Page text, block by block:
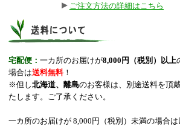
ご注文方法の詳細はこちら
宅配便： 一カ所のお届けが8,000円（税別）以上
場合は送料無料！
※但し北海道、離島のお客様は、別途送料を頂
たします。ご了承ください。
一カ所のお届けが 8,000円（税別）未満の場合は